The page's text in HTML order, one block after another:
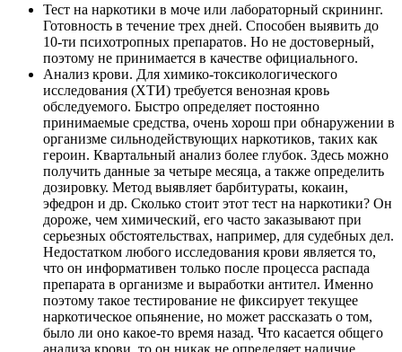
Тест на наркотики в моче или лабораторный скрининг.
Готовность в течение трех дней. Способен выявить до
10-ти психотропных препаратов. Но не достоверный,
поэтому не принимается в качестве официального.
Анализ крови. Для химико-токсикологического
исследования (ХТИ) требуется венозная кровь
обследуемого. Быстро определяет постоянно
принимаемые средства, очень хорош при обнаружении в
организме сильнодействующих наркотиков, таких как
героин. Квартальный анализ более глубок. Здесь можно
получить данные за четыре месяца, а также определить
дозировку. Метод выявляет барбитураты, кокаин,
эфедрон и др. Сколько стоит этот тест на наркотики? Он
дороже, чем химический, его часто заказывают при
серьезных обстоятельствах, например, для судебных дел.
Недостатком любого исследования крови является то,
что он информативен только после процесса распада
препарата в организме и выработки антител. Именно
поэтому такое тестирование не фиксирует текущее
наркотическое опьянение, но может рассказать о том,
было ли оно какое-то время назад. Что касается общего
анализа крови, то он никак не определяет наличие